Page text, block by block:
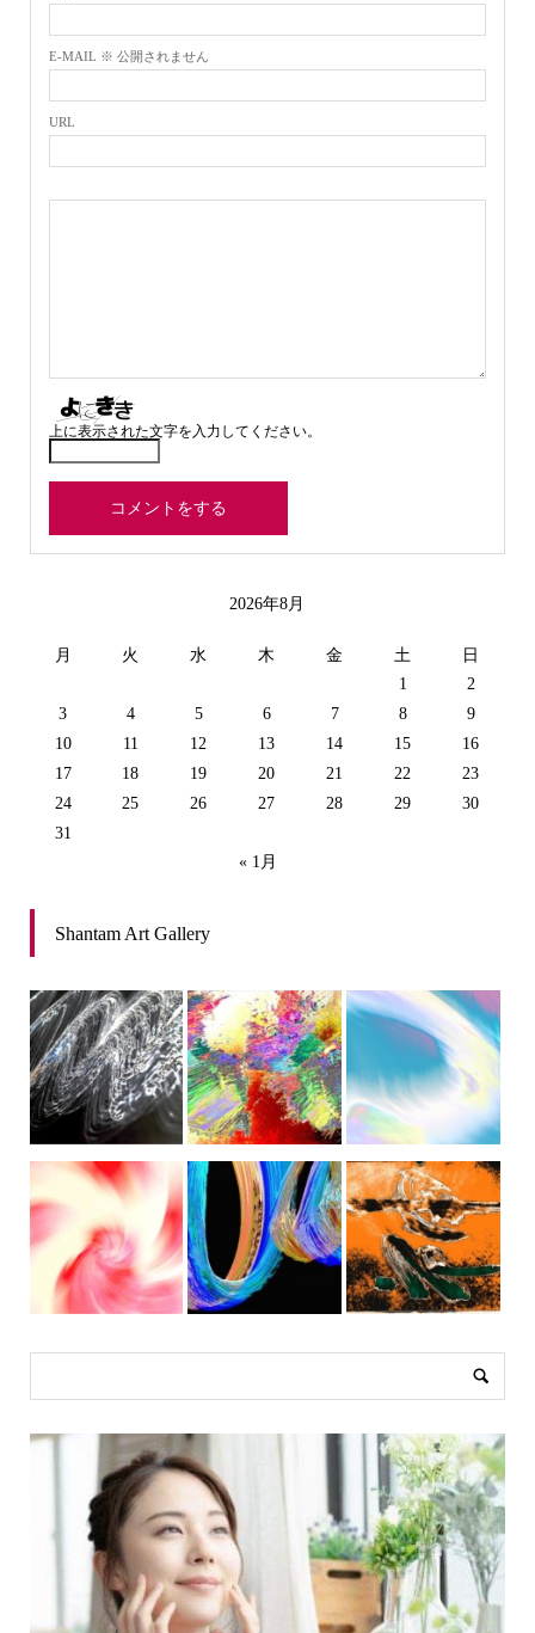
E-MAIL ※ 公開されません
URL
上に表示された文字を入力してください。
2026年8月
月 火 水 木 金 土
日
1
2
3
4 5 6 7 8
9
10
11 12 13 14 15
16
17
18 19 20 21 22
23
24
25 26 27 28 29
30
31
« 1月
Shantam Art Gallery